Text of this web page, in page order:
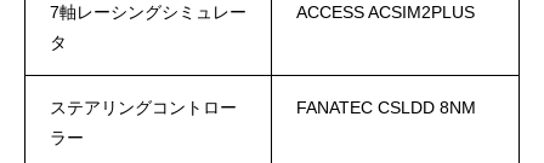
7軸レーシングシミュレー
タ
ACCESS ACSIM2PLUS
ステアリングコントロー
ラー
FANATEC CSLDD 8NM